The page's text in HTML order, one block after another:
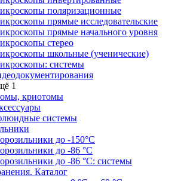
поляризационные
прямые исследовательские
прямые начального уровня
стерео
школьные (ученические)
системы
1
криотомы
системы
до -150°С
до -86 °C
до -86 °C: системы
Каталог